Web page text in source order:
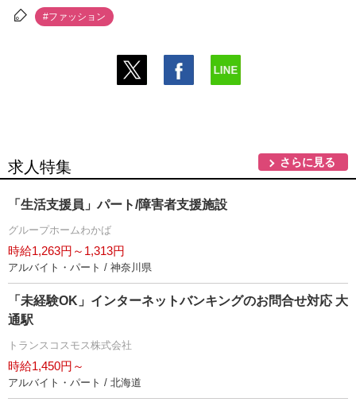
#ファッション
求人特集 さらに見る
「生活支援員」パート/障害者支援施設
グループホームわかば
時給1,263円～1,313円
アルバイト・パート / 神奈川県
「未経験OK」インターネットバンキングのお問合せ対応 大
通駅
トランスコスモス株式会社
時給1,450円～
アルバイト・パート / 北海道